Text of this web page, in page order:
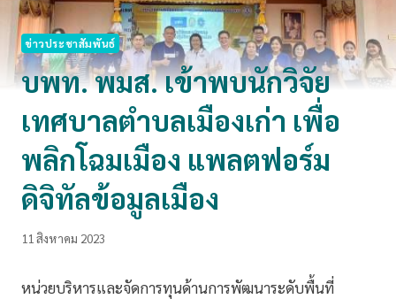
ข่าวประชาสัมพันธ์
บพท. พมส. เข้าพบนักวิจัย
เทศบาลตำบลเมืองเก่า เพื่อ
พลิกโฉมเมือง แพลตฟอร์ม
ดิจิทัลข้อมูลเมือง
11 สิงหาคม 2023
หน่วยบริหารและจัดการทุนด้านการพัฒนาระดับพื้นที่